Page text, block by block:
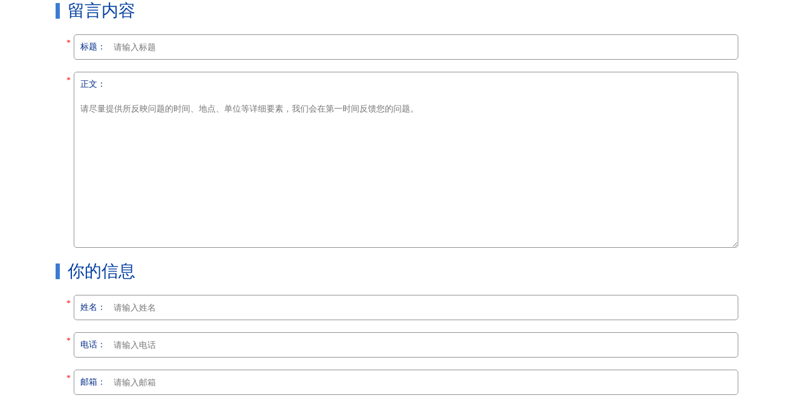
留言内容
标题：
*
正文：
*
你的信息
姓名：
*
电话：
*
邮箱：
*